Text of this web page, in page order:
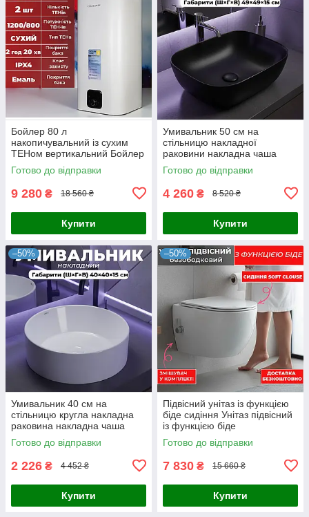
Бойлер 80 л
накопичувальний із сухим
ТЕНом вертикальний Бойлер
80 літрів із сухим теном
Готово до відправки
9 280 ₴ 18 560 ₴
Купити
Умивальник 50 см на
стільницю накладної
раковини накладна чаша
чорний матовий
Готово до відправки
4 260 ₴ 8 520 ₴
Купити
–50%
Умивальник 40 см на
стільницю кругла накладна
раковина накладна чаша
Готово до відправки
2 226 ₴ 4 452 ₴
Купити
–50%
Підвісний унітаз із функцією
біде сидіння Унітаз підвісний
із функцією біде
Готово до відправки
7 830 ₴ 15 660 ₴
Купити